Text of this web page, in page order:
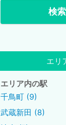
検
エリ
エリア内の駅
千鳥町 (9)
武蔵新田 (8)